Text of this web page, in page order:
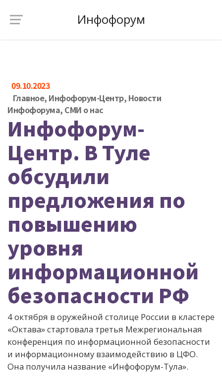
Инфофорум
09.10.2023
Главное, Инфофорум-Центр, Новости
Инфофорума, СМИ о нас
Инфофорум-
Центр. В Туле
обсудили
предложения по
повышению
уровня
информационной
безопасности РФ
4 октября в оружейной столице России в кластере
«Октава» стартовала третья Межрегиональная
конференция по информационной безопасности
и информационному взаимодействию в ЦФО.
Она получила название «Инфофорум-Тула».